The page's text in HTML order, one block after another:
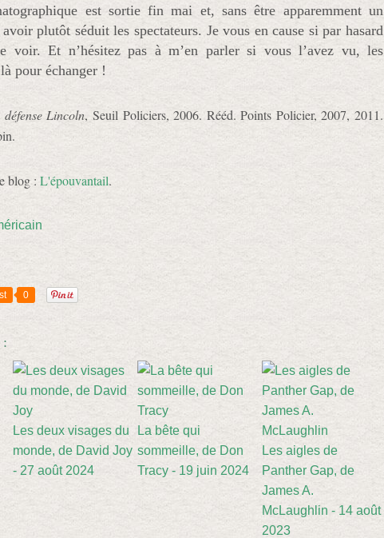
est sortie fin mai et, sans être apparemment un
plutôt séduit les spectateurs. Je vous en cause si par hasard
voir. Et n’hésitez pas à m’en parler si vous l’avez vu, les
pour échanger !
défense Lincoln, Seuil Policiers, 2006. Rééd. Points Policier, 2007, 2011.
blog : L'épouvantail.
0
:
Les deux visages du
monde, de David Joy
- 27 août 2024
La bête qui
sommeille, de Don
Tracy - 19 juin 2024
Les aigles de
Panther Gap, de
James A.
McLaughlin - 14 août
2023